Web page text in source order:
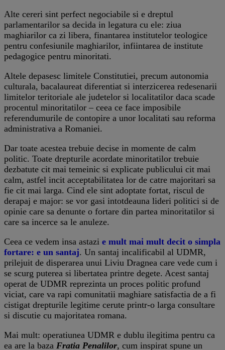
Alte cereri sint perfect negociabile si e dreptul
parlamentarilor sa decida in legatura cu ele: ziua
maghiarilor ca zi libera, finantarea institutelor teologice
pentru confesiunile maghiarilor, infiintarea de institute
pedagogice pentru minoritati.
Altele depasesc limitele Constitutiei, precum autonomia
culturala, bacalaureat diferentiat si interzicerea redesenarii
limitelor teritoriale ale judetelor si localitatilor daca scade
procentul minoritatilor – ceea ce face imposibile
referendumurile de contopire a unor localitati sau reforma
administrativa a Romaniei.
Dar toate acestea trebuie decise in momente de calm
politic. Toate drepturile acordate minoritatilor trebuie
dezbatute cit mai temeinic si explicate publicului cit mai
calm, astfel incit acceptabilitatea lor de catre majoritari sa
fie cit mai larga. Cind ele sint adoptate fortat, riscul de
derapaj e major: se vor gasi intotdeauna lideri politici si de
opinie care sa denunte o fortare din partea minoritatilor si
care sa incerce sa le anuleze.
Ceea ce vedem insa astazi e mult mai mult decit o simpla
fortare: e un santaj. Un santaj incalificabil al UDMR,
prilejuit de disperarea unui Liviu Dragnea care vede cum i
se scurg puterea si libertatea printre degete. Acest santaj
operat de UDMR reprezinta un proces politic profund
viciat, care va rapi comunitatii maghiare satisfactia de a fi
cistigat drepturile legitime cerute printr-o larga consultare
si discutie cu majoritatea romana.
Mai mult: operatiunea UDMR e dublu ilegitima pentru ca
ea are la baza Fratia Penalilor, cum inspirat spune un